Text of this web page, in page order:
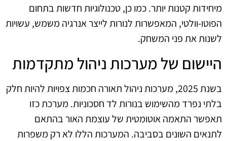
מיחידות קטנות יותר. כמו כן, טכנולוגיות חדשות בתחום
הפוטו-וולטי, המאפשרות לנורות לייצר אנרגיה משמש, עשויות
לשנות את פני המשחק.
היישום של מערכות ניהול מתקדמות
בשנת 2025, מערכות ניהול תאורה חכמות צפויות להיות חלק
בלתי נפרד מהשימוש בנורות לד חסכוניות. מערכת כזו
תאפשר התאמה אוטומטית של עוצמת האור בהתאם
לתנאים השונים בסביבה. המערכות הללו לא רק משפרות